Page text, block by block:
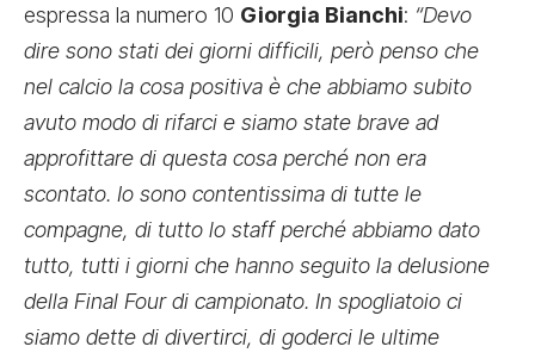
espressa la numero 10 Giorgia Bianchi: “Devo
dire sono stati dei giorni difficili, però penso che
nel calcio la cosa positiva è che abbiamo subito
avuto modo di rifarci e siamo state brave ad
approfittare di questa cosa perché non era
scontato. Io sono contentissima di tutte le
compagne, di tutto lo staff perché abbiamo dato
tutto, tutti i giorni che hanno seguito la delusione
della Final Four di campionato. In spogliatoio ci
siamo dette di divertirci, di goderci le ultime